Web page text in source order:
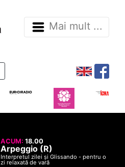
Mai mult ...
ACUM:18.00
Arpeggio (R)
Interpretul zilei și Glissando - pentru o
zi relaxată de vară